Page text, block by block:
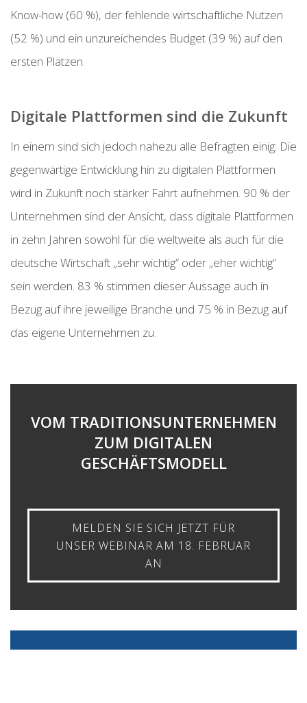
Know-how (60 %), der fehlende wirtschaftliche Nutzen
(52 %) und ein unzureichendes Budget (39 %) auf den
ersten Plätzen.
Digitale Plattformen sind die Zukunft
In einem sind sich jedoch nahezu alle Befragten einig: Die
gegenwärtige Entwicklung hin zu digitalen Plattformen
wird in Zukunft noch stärker Fahrt aufnehmen. 90 % der
Unternehmen sind der Ansicht, dass digitale Plattformen
in zehn Jahren sowohl für die weltweite als auch für die
deutsche Wirtschaft „sehr wichtig“ oder „eher wichtig“
sein werden. 83 % stimmen dieser Aussage auch in
Bezug auf ihre jeweilige Branche und 75 % in Bezug auf
das eigene Unternehmen zu.
VOM TRADITIONSUNTERNEHMEN
ZUM DIGITALEN
GESCHÄFTSMODELL
MELDEN SIE SICH JETZT FÜR
UNSER WEBINAR AM 18. FEBRUAR
AN